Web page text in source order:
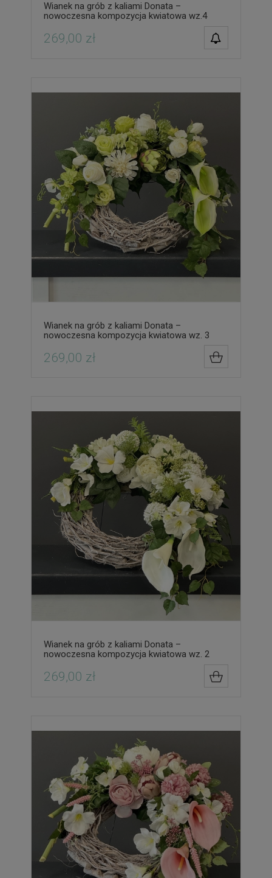
Wianek na grób z kaliami Donata –
nowoczesna kompozycja kwiatowa wz.4
269,00 zł
Wianek na grób z kaliami Donata –
nowoczesna kompozycja kwiatowa wz. 3
269,00 zł
Wianek na grób z kaliami Donata –
nowoczesna kompozycja kwiatowa wz. 2
269,00 zł